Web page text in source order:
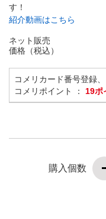
す！
紹介動画はこちら
ネット販売
価格（税込）
コメリカード番号登録
コメリポイント ： 19ポ
購入個数